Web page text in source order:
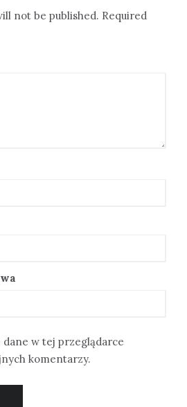
not be published. Required
dane w tej przeglądarce
komentarzy.